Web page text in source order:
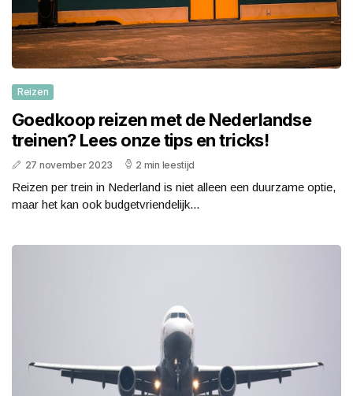
Reizen
Goedkoop reizen met de Nederlandse
treinen? Lees onze tips en tricks!
27 november 2023 2 min leestijd
Reizen per trein in Nederland is niet alleen een duurzame optie,
maar het kan ook budgetvriendelijk...